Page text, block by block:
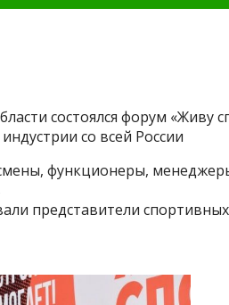
состоялся форум «Живу
со всей России
функционеры,
представители